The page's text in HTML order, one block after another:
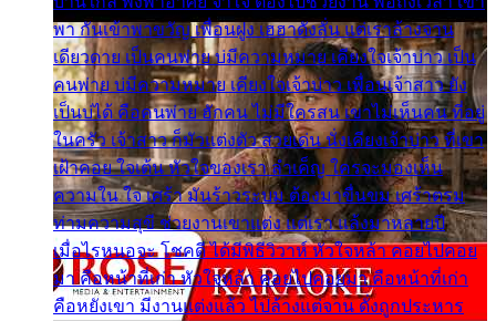
พา กันเข้าพาขวัญ เพื่อนฝูง เฮฮาดังลั่น แต่เราล้างจาน
เดียวดาย เป็นคนพ่าย บ่มีความหมาย เคียงใจเจ้าบ่าว เป็น
คนพ่าย บ่มีความหมาย เคียงใจเจ้าบ่าว เพื่อนเจ้าสาว ยัง
เป็นบ่ได้ คือคนพ่าย ฮักคน ไม่มีใครสน เขาไม่เห็นคน ที่อยู่
ในครัว เจ้าสาว ก็มัวแต่งตัว สวยเด่น นั่งเคียงเจ้าบ่าว ที่เขา
เฝ้าคอย ใจเต้น หัวใจของเรา ลำเค็ญ ใครจะมองเห็น
ความใน ใจ เศร้า มันร้าวระบม ต้องมาขื่นขม เศร้าตรม
ท่ามความสุขี ช่วยงานเขาแต่ง แต่เรา แล้งมาหลายปี
เมื่อไรหนอจะ โชคดี ได้มีพิธีวิวาห์ หัวใจหล้า คอยไปคอย
มา คือหน้าที่เก่า หัวใจหล้า คอยไปคอยมา คือหน้าที่เก่า
คือหยังเขา มีงานแต่งแล้ว ไปล้างแต่จาน ดั่งถูกประหาร